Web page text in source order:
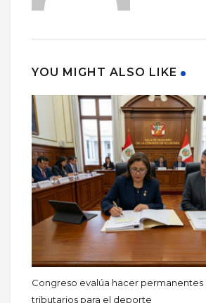
YOU MIGHT ALSO LIKE
Congreso evalúa hacer permanentes
tributarios para el deporte